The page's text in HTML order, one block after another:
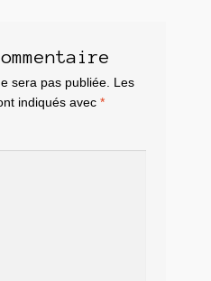
sera pas publiée. Les
indiqués avec *